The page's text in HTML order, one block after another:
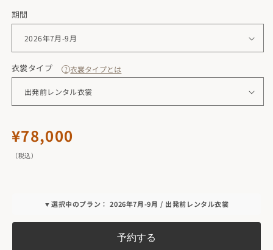
期間
衣裳タイプ ? 衣裳タイプとは
通
常
価
¥78,000
（税込）
▼選択中のプラン： 2026年7月-9月 / 出発前レンタル衣裳
予約する